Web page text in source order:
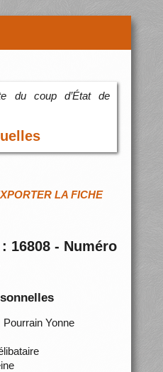
du coup d’État de
LA FICHE
16808 - Numéro
Pourrain Yonne